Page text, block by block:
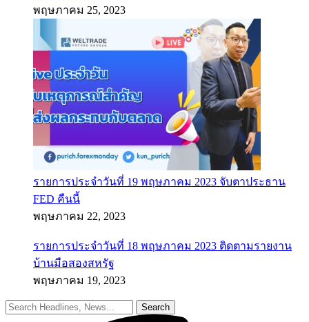
พฤษภาคม 25, 2023
รายการประจำวันที่ 19 พฤษภาคม 2023 จับตาประธาน
FED คืนนี้
พฤษภาคม 22, 2023
รายการประจำวันที่ 18 พฤษภาคม 2023 ติดตามรายงาน
บ้านมือสองสหรัฐ
พฤษภาคม 19, 2023